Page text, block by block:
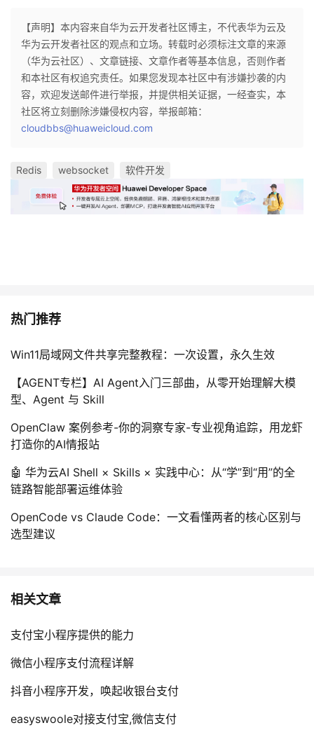
【声明】本内容来自华为云开发者社区博主，不代表华为云及
华为云开发者社区的观点和立场。转载时必须标注文章的来源
（华为云社区）、文章链接、文章作者等基本信息，否则作者
和本社区有权追究责任。如果您发现本社区中有涉嫌抄袭的内
容，欢迎发送邮件进行举报，并提供相关证据，一经查实，本
社区将立刻删除涉嫌侵权内容，举报邮箱：
cloudbbs@huaweicloud.com
Redis websocket 软件开发
热门推荐
Win11局域网文件共享完整教程：一次设置，永久生效
【AGENT专栏】AI Agent入门三部曲，从零开始理解大模
型、Agent 与 Skill
OpenClaw 案例参考-你的洞察专家-专业视角追踪，用龙虾
打造你的AI情报站
🤖 华为云AI Shell × Skills × 实践中心：从“学”到“用”的全
链路智能部署运维体验
OpenCode vs Claude Code：一文看懂两者的核心区别与
选型建议
相关文章
支付宝小程序提供的能力
微信小程序支付流程详解
抖音小程序开发，唤起收银台支付
easyswoole对接支付宝,微信支付